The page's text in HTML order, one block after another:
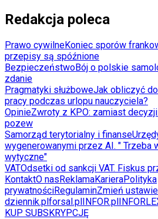
Redakcja poleca
Prawo cywilneKoniec sporów
przepisy są spóźnione
BezpieczeństwoBój o polskie
zdanie
Pragmatyki służboweJak obliczyć
pracy podczas urlopu nauczyciela?
OpinieZwroty z KPO: zamiast
pozew
Samorząd terytorialny i finanse
wygenerowanymi przez AI. " Trzeba
wytyczne"
VATOdsetki od sankcji VAT. Fiskus
KontaktO nasReklamaKarieraPolityka
prywatnościRegulaminZmień
dziennik.plforsal.plINFOR.pl
KUP SUBSKRYPCJĘ